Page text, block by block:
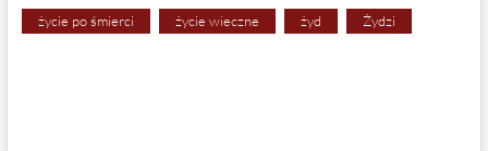
życie po śmierci życie wieczne żyd Żydzi